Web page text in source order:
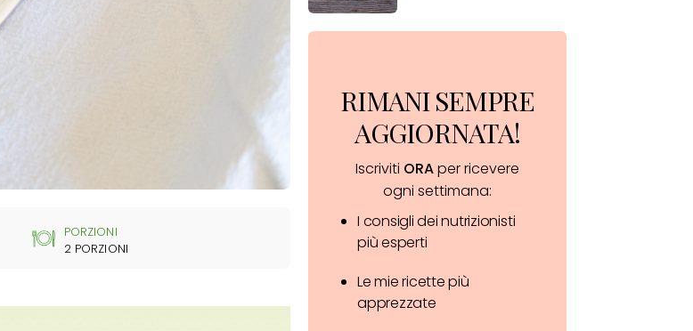
PORZIONI
2 PORZIONI
RIMANI SEMPRE
AGGIORNATA!
Iscriviti ORAper ricevere
ogni settimana:
I consigli dei nutrizionisti
più esperti
Le mie ricette più
apprezzate